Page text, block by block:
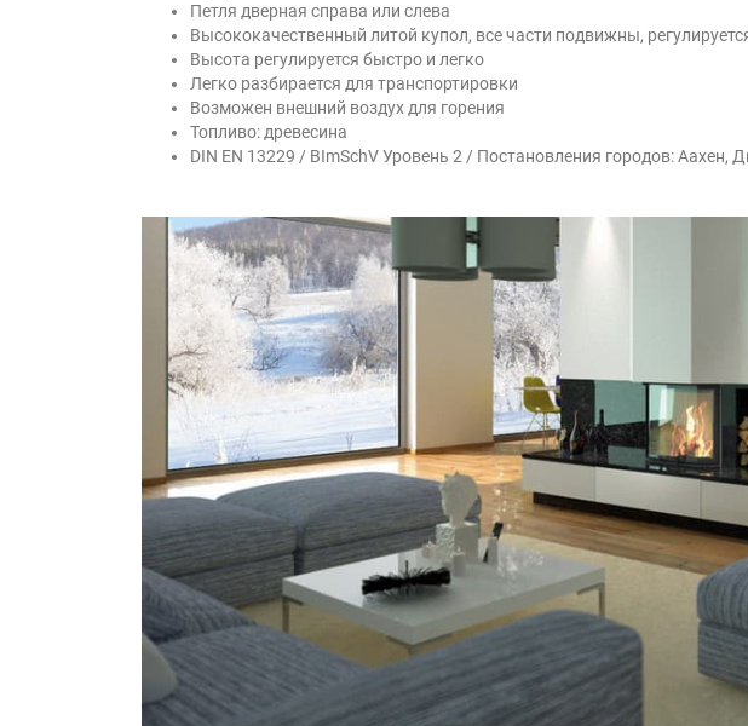
Петля дверная справа или слева
Высококачественный литой купол, все части подвижны,
Высота регулируется быстро и легко
Легко разбирается для транспортировки
Возможен внешний воздух для горения
Топливо: древесина
DIN EN 13229 / BImSchV Уровень 2 / Постановления городов: